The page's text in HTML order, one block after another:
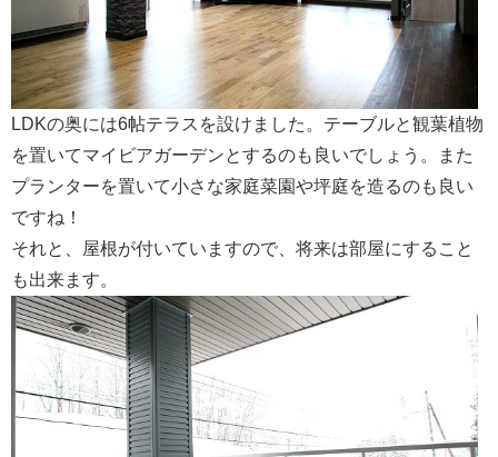
LDKの奥には6帖テラスを設けました。テーブルと観葉植物
を置いてマイビアガーデンとするのも良いでしょう。また
プランターを置いて小さな家庭菜園や坪庭を造るのも良い
ですね！
それと、屋根が付いていますので、将来は部屋にすること
も出来ます。